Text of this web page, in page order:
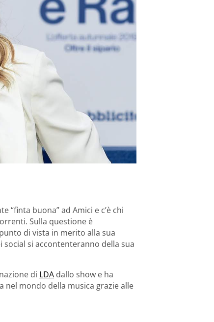
“finta buona” ad Amici e c’è chi
Sulla questione è
di vista in merito alla sua
si accontenteranno della sua
di LDA dallo show e ha
nel mondo della musica grazie alle